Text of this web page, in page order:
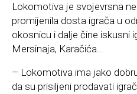
Lokomotiva je svojevrsna
promijenila dosta igrača u
okosnicu i dalje čine iskusni
Mersinaja, Karačića…
– Lokomotiva ima jako
da su prisiljeni prodavati